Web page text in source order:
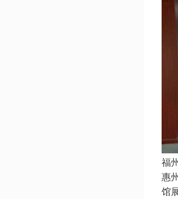
福
惠
馆